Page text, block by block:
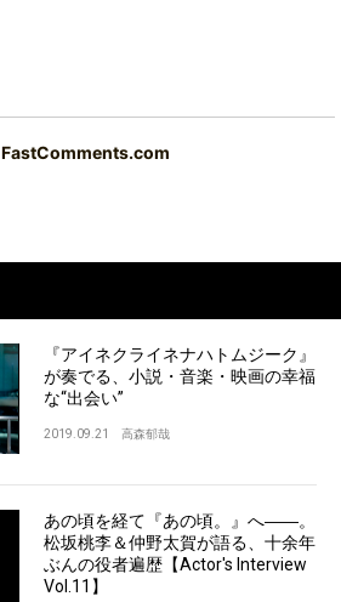
FastComments.com
『アイネクライネナハトムジーク』
が奏でる、小説・音楽・映画の幸福
な“出会い”
2019.09.21 高森郁哉
あの頃を経て『あの頃。』へ――。
松坂桃李＆仲野太賀が語る、十余年
ぶんの役者遍歴【Actor's Interview
Vol.11】